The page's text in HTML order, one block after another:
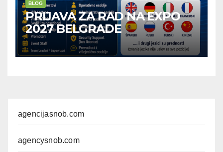
BLOG
PRIJAVA ZA RAD NA EXPO
2027 BELGRADE
agencijasnob.com
agencysnob.com